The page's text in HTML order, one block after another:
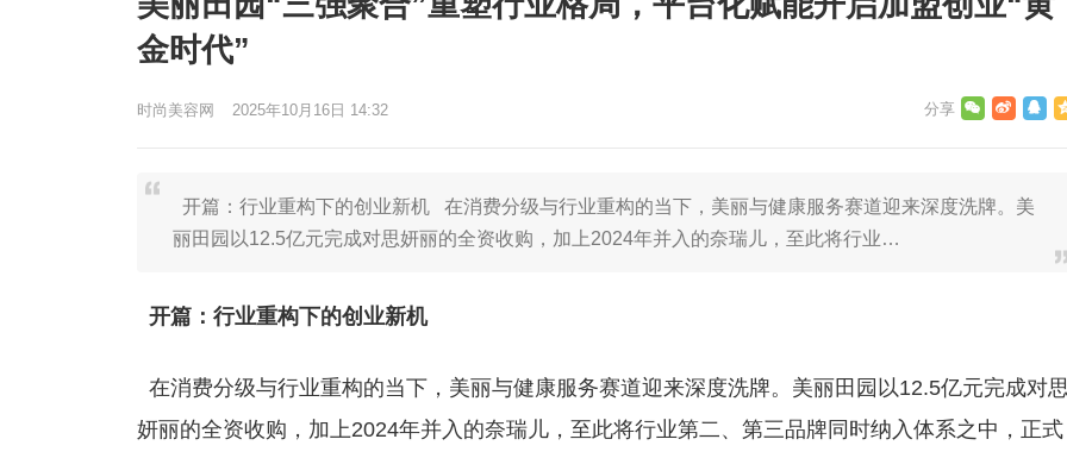
金时代”
时尚美容网 2025年10月16日 14:32
开篇：行业重构下的创业新机 在消费分级与行业重构的当下，美丽与健康服务赛道迎来深度洗牌。美
丽田园以12.5亿元完成对思妍丽的全资收购，加上2024年并入的奈瑞儿，至此将行业…
开篇：行业重构下的创业新机
在消费分级与行业重构的当下，美丽与健康服务赛道迎来深度洗牌。美丽田园以12.5亿元完成对
妍丽的全资收购，加上2024年并入的奈瑞儿，至此将行业第二、第三品牌同时纳入体系之中，正式